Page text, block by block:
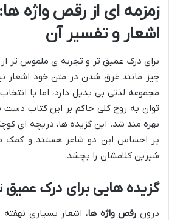
زمزمه ای ازرقص واژه ها
اشعار و تفسیر آن
برای درک عمیق تر و تجربه ی ملموس تر
چیز مانند غرق شدن در متن خود اشعار
مجموعه لذتی بی بدیل دارد، اما با
توان به روح کلی حاکم بر این کتاب دست
بهره مند شد. این گزیده ها، دریچه ای
پر احساس این دو شاعر هستند و کمک
شیرین کلامشان را بچشد.
گزیده هایی برای درک عمیق
درون رقص واژه ها، اشعار بسیاری